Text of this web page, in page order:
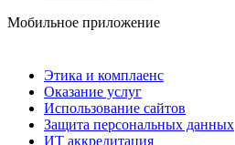
Мобильное приложение
Этика и комплаенс
Оказание услуг
Использование сайтов
Защита персональных данных
ИТ аккредитация